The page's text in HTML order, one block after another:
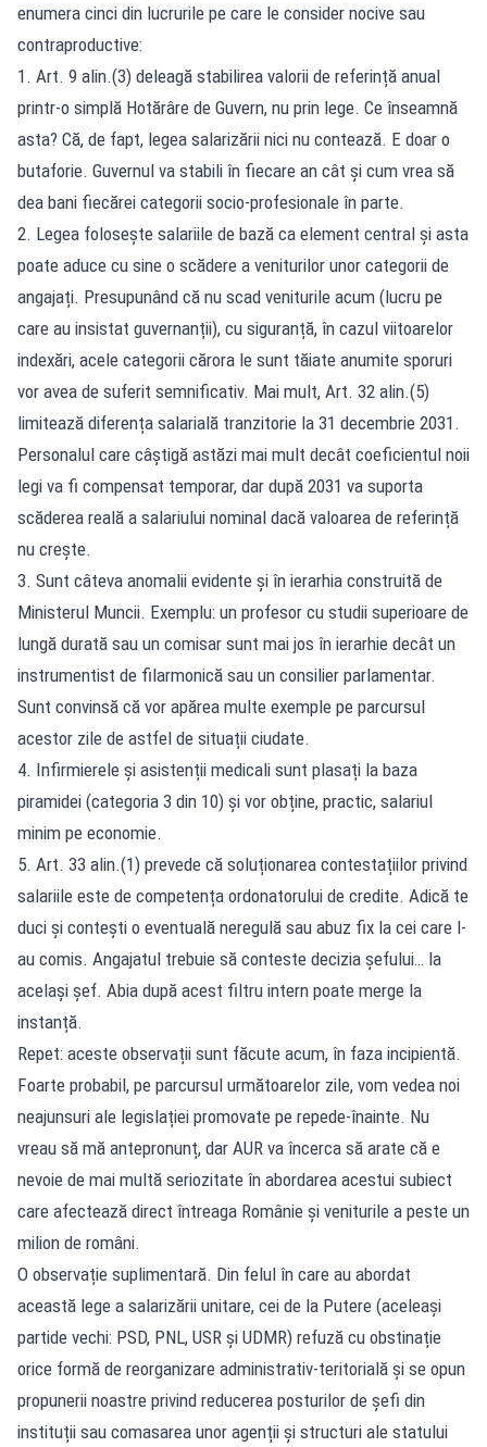
enumera cinci din lucrurile pe care le consider nocive sau
contraproductive:
1. Art. 9 alin.(3) deleagă stabilirea valorii de referință anual
printr-o simplă Hotărâre de Guvern, nu prin lege. Ce înseamnă
asta? Că, de fapt, legea salarizării nici nu contează. E doar o
butaforie. Guvernul va stabili în fiecare an cât și cum vrea să
dea bani fiecărei categorii socio-profesionale în parte.
2. Legea folosește salariile de bază ca element central și asta
poate aduce cu sine o scădere a veniturilor unor categorii de
angajați. Presupunând că nu scad veniturile acum (lucru pe
care au insistat guvernanții), cu siguranță, în cazul viitoarelor
indexări, acele categorii cărora le sunt tăiate anumite sporuri
vor avea de suferit semnificativ. Mai mult, Art. 32 alin.(5)
limitează diferența salarială tranzitorie la 31 decembrie 2031.
Personalul care câștigă astăzi mai mult decât coeficientul noii
legi va fi compensat temporar, dar după 2031 va suporta
scăderea reală a salariului nominal dacă valoarea de referință
nu crește.
3. Sunt câteva anomalii evidente și în ierarhia construită de
Ministerul Muncii. Exemplu: un profesor cu studii superioare de
lungă durată sau un comisar sunt mai jos în ierarhie decât un
instrumentist de filarmonică sau un consilier parlamentar.
Sunt convinsă că vor apărea multe exemple pe parcursul
acestor zile de astfel de situații ciudate.
4. Infirmierele și asistenții medicali sunt plasați la baza
piramidei (categoria 3 din 10) și vor obține, practic, salariul
minim pe economie.
5. Art. 33 alin.(1) prevede că soluționarea contestațiilor privind
salariile este de competența ordonatorului de credite. Adică te
duci și contești o eventuală neregulă sau abuz fix la cei care l-
au comis. Angajatul trebuie să conteste decizia șefului… la
același șef. Abia după acest filtru intern poate merge la
instanță.
Repet: aceste observații sunt făcute acum, în faza incipientă.
Foarte probabil, pe parcursul următoarelor zile, vom vedea noi
neajunsuri ale legislației promovate pe repede-înainte. Nu
vreau să mă antepronunț, dar AUR va încerca să arate că e
nevoie de mai multă seriozitate în abordarea acestui subiect
care afectează direct întreaga Românie și veniturile a peste un
milion de români.
O observație suplimentară. Din felul în care au abordat
această lege a salarizării unitare, cei de la Putere (aceleași
partide vechi: PSD, PNL, USR și UDMR) refuză cu obstinație
orice formă de reorganizare administrativ-teritorială și se opun
propunerii noastre privind reducerea posturilor de șefi din
instituții sau comasarea unor agenții și structuri ale statului